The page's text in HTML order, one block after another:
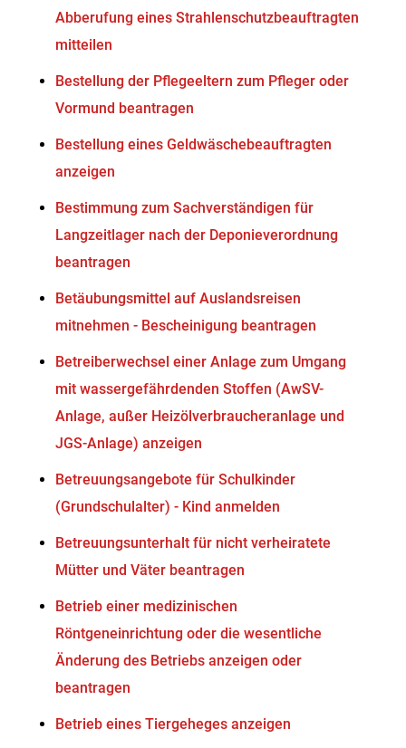
Abberufung eines Strahlenschutzbeauftragten
mitteilen
Bestellung der Pflegeeltern zum Pfleger oder
Vormund beantragen
Bestellung eines Geldwäschebeauftragten
anzeigen
Bestimmung zum Sachverständigen für
Langzeitlager nach der Deponieverordnung
beantragen
Betäubungsmittel auf Auslandsreisen
mitnehmen - Bescheinigung beantragen
Betreiberwechsel einer Anlage zum Umgang
mit wassergefährdenden Stoffen (AwSV-
Anlage, außer Heizölverbraucheranlage und
JGS-Anlage) anzeigen
Betreuungsangebote für Schulkinder
(Grundschulalter) - Kind anmelden
Betreuungsunterhalt für nicht verheiratete
Mütter und Väter beantragen
Betrieb einer medizinischen
Röntgeneinrichtung oder die wesentliche
Änderung des Betriebs anzeigen oder
beantragen
Betrieb eines Tiergeheges anzeigen